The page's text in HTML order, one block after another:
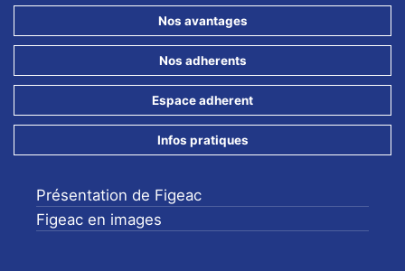
Nos avantages
Nos adherents
Espace adherent
Infos pratiques
Présentation de Figeac
Figeac en images